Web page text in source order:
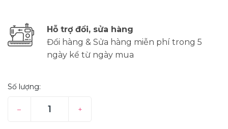
Hỗ trợ đổi, sửa hàng
Đổi hàng & Sửa hàng miễn phí trong 5
ngày kể từ ngày mua
Số lượng:
– +